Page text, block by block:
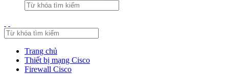
Trang chủ
Thiết bị mạng Cisco
Firewall Cisco